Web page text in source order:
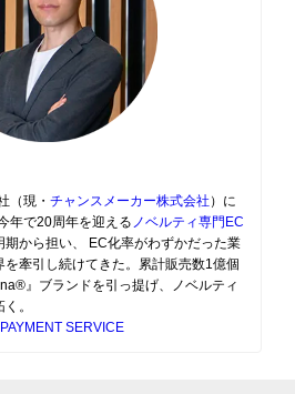
（現・ チャンスメーカー株式会社 ）に
年で20周年を迎える ノベルティ専門EC
期から担い、 EC化率がわずかだった業
牽引し続けてきた。累計販売数1億個
』ブランドを引っ提げ、ノベルティ
。
SERVICE